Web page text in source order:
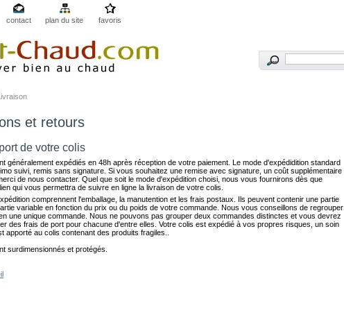
contact plan du site
favoris
et retours
de votre colis
généralement expédiés en 48h après réception de votre paiement. Le mode d'expédidition standard
suivi, remis sans signature. Si vous souhaitez une remise avec signature, un coût supplémentaire
de nous contacter. Quel que soit le mode d'expédition choisi, nous vous fournirons dès que
qui vous permettra de suivre en ligne la livraison de votre colis.
comprennent l'emballage, la manutention et les frais postaux. Ils peuvent contenir une partie
variable en fonction du prix ou du poids de votre commande. Nous vous conseillons de regrouper
une unique commande. Nous ne pouvons pas grouper deux commandes distinctes et vous devrez
des frais de port pour chacune d'entre elles. Votre colis est expédié à vos propres risques, un soin
apporté au colis contenant des produits fragiles..
surdimensionnés et protégés.